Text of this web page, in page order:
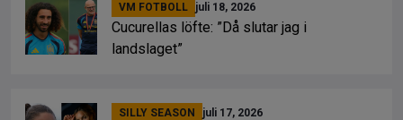
VM FOTBOLL juli 18, 2026
Cucurellas löfte: ”Då slutar jag i
landslaget”
SILLY SEASON juli 17, 2026